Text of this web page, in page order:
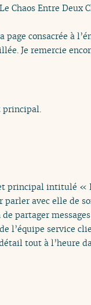
Chaos Entre Deux
page consacrée à
Je remercie
principal.
principal intitulé
avec elle de
partager
l’équipe service
tout à l’heure